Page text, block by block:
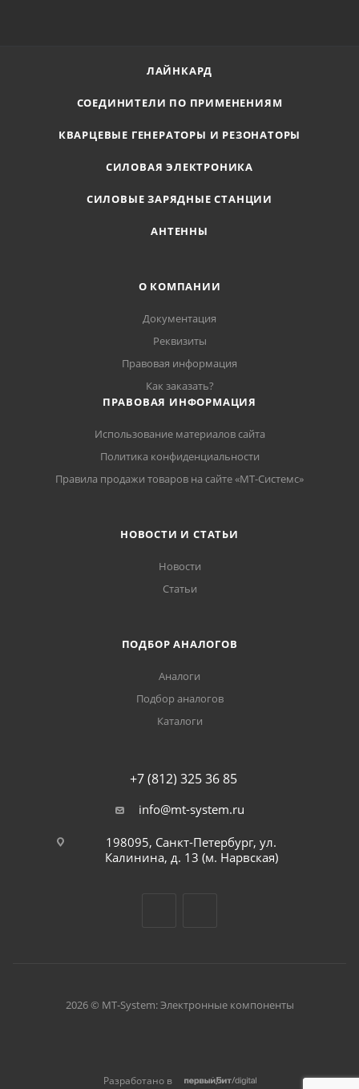
ЛАЙНКАРД
СОЕДИНИТЕЛИ ПО ПРИМЕНЕНИЯМ
КВАРЦЕВЫЕ ГЕНЕРАТОРЫ И РЕЗОНАТОРЫ
СИЛОВАЯ ЭЛЕКТРОНИКА
СИЛОВЫЕ ЗАРЯДНЫЕ СТАНЦИИ
АНТЕННЫ
О КОМПАНИИ
Документация
Реквизиты
Правовая информация
Как заказать?
ПРАВОВАЯ ИНФОРМАЦИЯ
Использование материалов сайта
Политика конфиденциальности
Правила продажи товаров на сайте «МТ-Системс»
НОВОСТИ И СТАТЬИ
Новости
Статьи
ПОДБОР АНАЛОГОВ
Аналоги
Подбор аналогов
Каталоги
+7 (812) 325 36 85
info@mt-system.ru
198095, Санкт-Петербург, ул.
Калинина, д. 13 (м. Нарвская)
2026 © MT-System: Электронные компоненты
Разработано в